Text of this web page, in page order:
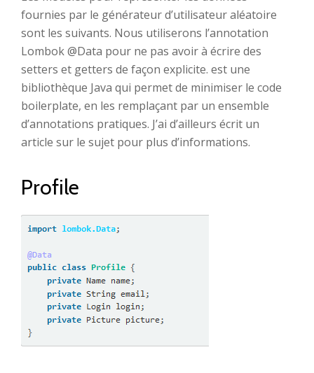
fournies par le générateur d’utilisateur aléatoire
sont les suivants. Nous utiliserons l’annotation
Lombok @Data pour ne pas avoir à écrire des
setters et getters de façon explicite. est une
bibliothèque Java qui permet de minimiser le code
boilerplate, en les remplaçant par un ensemble
d’annotations pratiques. J’ai d’ailleurs écrit un
article sur le sujet pour plus d’informations.
Profile